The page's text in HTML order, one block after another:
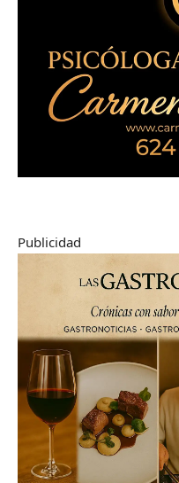
Publicidad